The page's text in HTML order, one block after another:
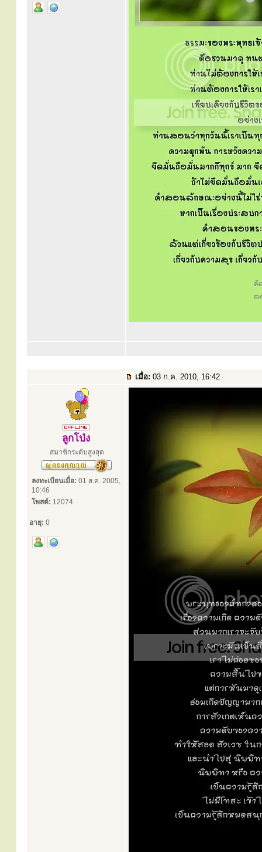
เมื่อ: 03 ก.ค. 2010, 16:42
ลูกโป่ง
สมาชิกระดับสูงสุด
ลงทะเบียนเมื่อ: 01 ส.ค. 2005,
10:46
โพสต์: 12074
อายุ: 0